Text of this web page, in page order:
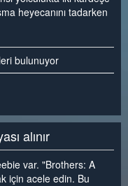
heyecanını tadarken
bulunuyor
alınır
var. "Brothers: A
için acele edin. Bu